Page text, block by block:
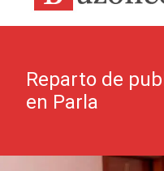
Reparto de
en Parla